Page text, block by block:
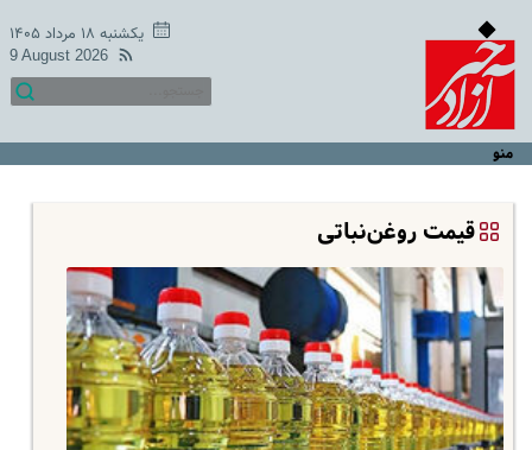
یکشنبه ۱۸ مرداد ۱۴۰۵
9 August 2026
منو
قیمت روغن‌نباتی